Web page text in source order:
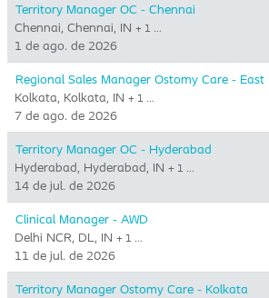
Territory Manager OC - Chennai
Chennai, Chennai, IN + 1 …
1 de ago. de 2026
Regional Sales Manager Ostomy Care - East
Kolkata, Kolkata, IN + 1 …
7 de ago. de 2026
Territory Manager OC - Hyderabad
Hyderabad, Hyderabad, IN + 1 …
14 de jul. de 2026
Clinical Manager - AWD
Delhi NCR, DL, IN + 1 …
11 de jul. de 2026
Territory Manager Ostomy Care - Kolkata